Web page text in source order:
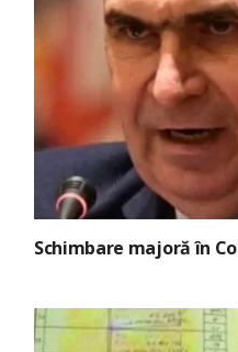
Schimbare majoră în